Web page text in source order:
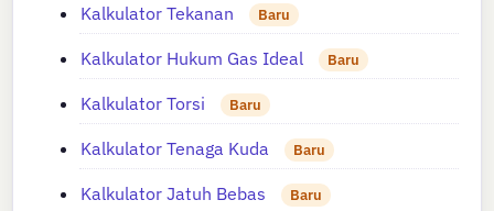
Kalkulator Tekanan Baru
Kalkulator Hukum Gas Ideal Baru
Kalkulator Torsi Baru
Kalkulator Tenaga Kuda Baru
Kalkulator Jatuh Bebas Baru